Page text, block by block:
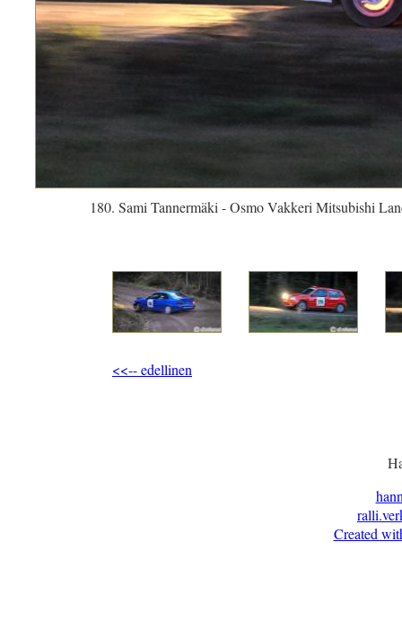
180. Sami Tannermäki - Osmo Vakkeri Mitsubishi
<<-- edellinen
Created